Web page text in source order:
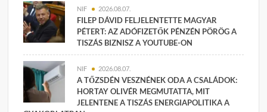
NIF 2026.08.07.
FILEP DÁVID FELJELENTETTE MAGYAR
PÉTERT: AZ ADÓFIZETŐK PÉNZÉN PÖRÖG A
TISZÁS BIZNISZ A YOUTUBE-ON
NIF 2026.08.07.
A TŐZSDÉN VESZNÉNEK ODA A CSALÁDOK:
HORTAY OLIVÉR MEGMUTATTA, MIT
JELENTENE A TISZÁS ENERGIAPOLITIKA A